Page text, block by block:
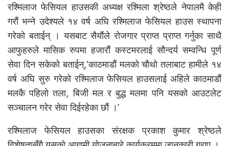
रश्मिलाज फेसियल हाउसकी अध्यक्ष रश्मिला श्रेष्ठले नेपालमै केही
गरौं भन्ने उदेश्यले १४ वर्ष अघि रश्मिलाज फेसियल हाउस स्थापना
गरेको बताईन् । यसबाट सैयौंले रोजगार प्राप्त प्राप्त गर्नुका साथै
आफुहरुले मासिक रुपमा हजारौं कस्टमरलाई सौन्दर्य सम्वन्धि पूर्ण
सेवा दिन सकेको बताईन्,‘काठमाडौं मलको चौथो तलाबाट हामीले १४
वर्ष अघि सुरु गरेको रश्मिलाज फेसियल हाउसलाई अहिले काठमाडौं
मलकै पहिलो तला, बिजी मल र बुद्ध मलमा पनि यसको आउटलेट
सञ्चालन गरेर सेवा दिईरहेका छौं ।’
रश्मिलाज फेसियल हाउसका संरक्षक प्रकाश कुमार श्रेष्ठले